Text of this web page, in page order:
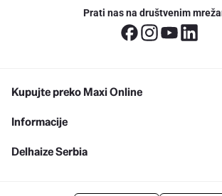
Prati nas na društvenim
Kupujte preko Maxi Online
Informacije
Delhaize Serbia